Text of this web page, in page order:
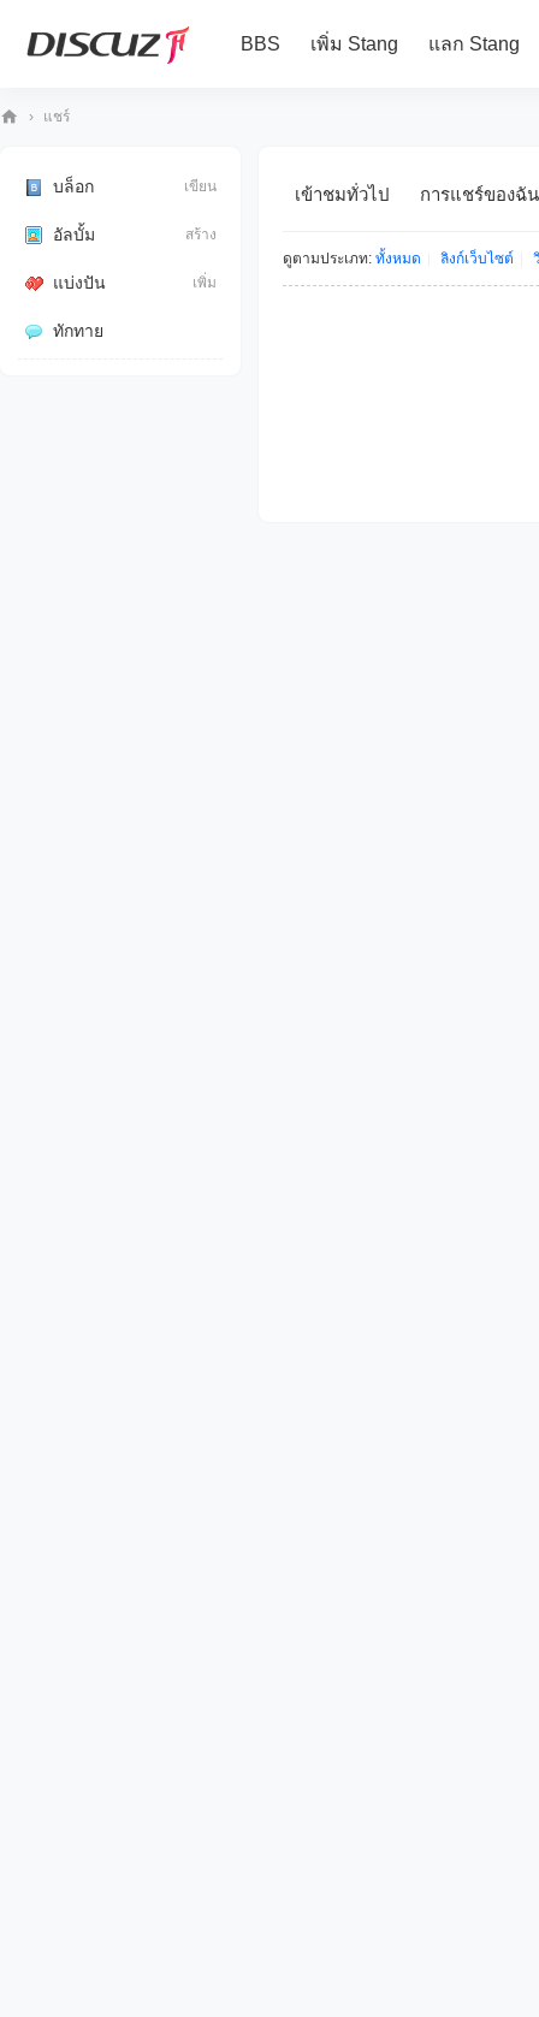
BBS เพิ่ม Stang แลก Stang
› แชร์
เขียน
บล็อก
สร้าง
อัลบั้ม
เพิ่ม
แบ่งปัน
ทักทาย
เข้าชมทั่วไป การแชร์ของฉัน
ดูตามประเภท: ทั้งหมด ลิงก์เว็บไซต์